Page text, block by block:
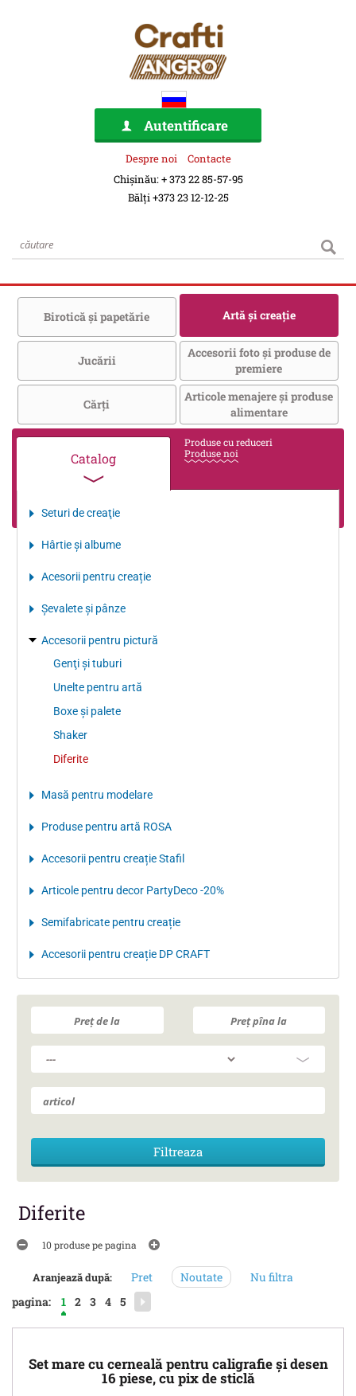
Autentificare
Despre noi
Contacte
Chișinău: + 373 22 85-57-95
Bălți +373 23 12-12-25
Birotică şi papetărie Artă şi creaţie
Jucării
Accesorii foto şi produse de
premiere
Cărţi
Articole menajere și produse
alimentare
Catalog
Produse cu reduceri
Produse noi
Seturi de creaţie
Hârtie şi albume
Acesorii pentru creație
Şevalete şi pânze
Accesorii pentru pictură
Genţi şi tuburi
Unelte pentru artă
Boxe şi palete
Shaker
Diferite
Masă pentru modelare
Produse pentru artă ROSA
Accesorii pentru creație Stafil
Articole pentru decor PartyDeco -20%
Semifabricate pentru creație
Accesorii pentru creație DP CRAFT
Diferite
10 produse pe pagina
Aranjează după: Pret Noutate
Nu filtra
pagina:
1 2 3 4 5
Set mare cu cerneală pentru caligrafie și desen
16 piese, cu pix de sticlă